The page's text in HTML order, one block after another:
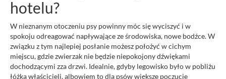
hotelu?
W nieznanym otoczeniu psy powinny móc się wyciszyć i w
spokoju odreagować napływające ze środowiska, nowe bodźce. W
związku z tym najlepiej posłanie możesz położyć w cichym
miejscu, gdzie zwierzak nie będzie niepokojony dźwiękami
dochodzącymi zza drzwi. Idealnie, gdyby legowisko było w pobliżu
łóżka właścicieli, albowiem to dla psów większe poczucie